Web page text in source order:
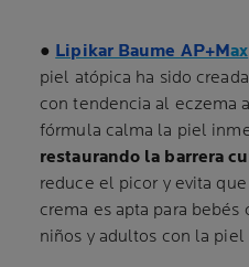
● Lipikar Baume AP+Max
piel atópica ha sido
con tendencia al eczema
fórmula calma la piel
restaurando la barrera
reduce el picor y evita
crema es apta para
niños y adultos con la piel